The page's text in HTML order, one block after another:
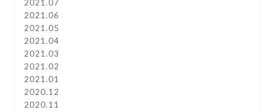
2021.07
2021.06
2021.05
2021.04
2021.03
2021.02
2021.01
2020.12
2020.11